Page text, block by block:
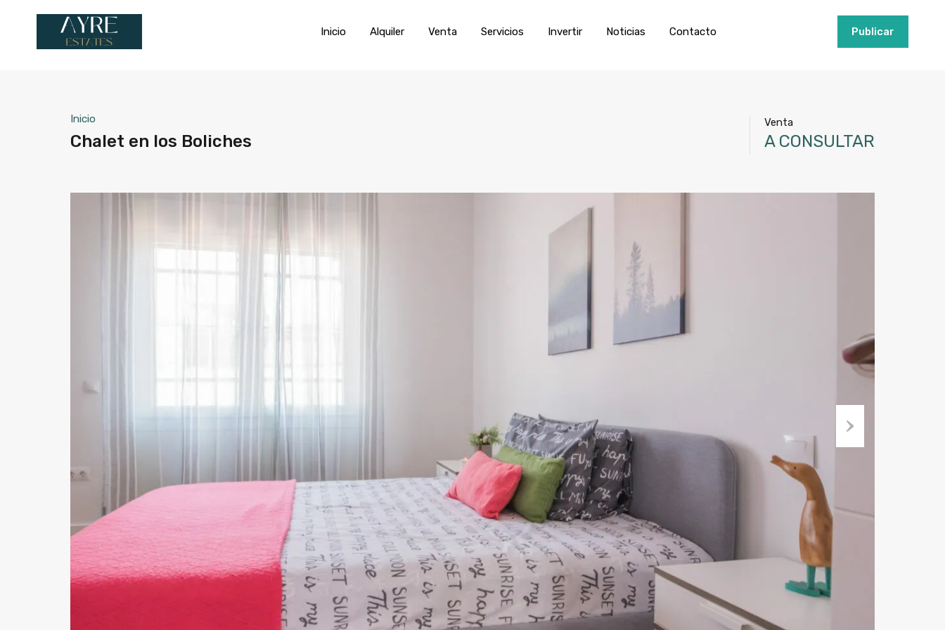
Inicio Alquiler Venta Servicios Invertir Publicar
Inicio Alquiler Venta Servicios Invertir Noticias Contacto Publicar
Inicio
Chalet en los Boliches
Venta
A CONSULTAR